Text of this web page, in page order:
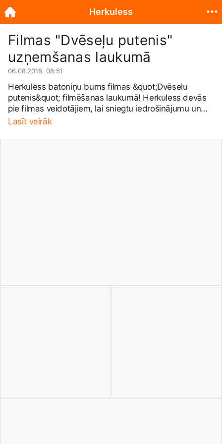
Filmas "Dvēseļu putenis"
uzņemšanas laukumā
06.08.2018. 08:51
Herkuless batoniņu bums filmas &quot;Dvēselu
putenis&quot; filmēšanas laukumā! Herkuless devās
pie filmas veidotājiem, lai sniegtu iedrošinājumu un
enerģiju aizraujošajā darba procesā. Ielūkojies bildēs
un filmēšanas grupas pārstāvji mielojās ar Herkuless
Lasīt vairāk
Herkuless